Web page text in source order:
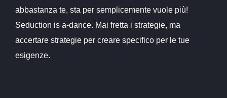
abbastanza te, sta per semplicemente vuole più!
Seduction is a-dance. Mai fretta i strategie, ma
accertare strategie per creare specifico per le tue
esigenze.